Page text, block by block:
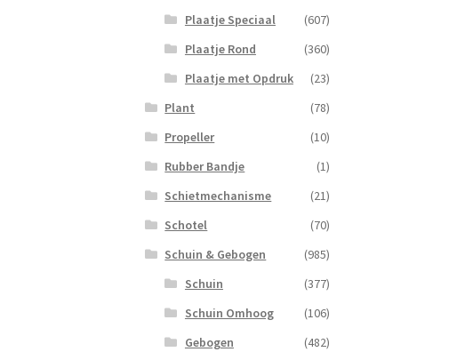
Plaatje Speciaal
(607)
Plaatje Rond
(360)
Plaatje met Opdruk
(23)
Plant
(78)
Propeller
(10)
Rubber Bandje
(1)
Schietmechanisme
(21)
Schotel
(70)
Schuin & Gebogen
(985)
Schuin
(377)
Schuin Omhoog
(106)
Gebogen
(482)